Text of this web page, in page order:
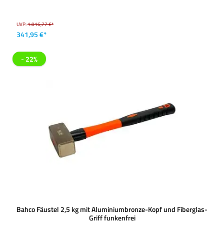
UVP:1.016,77 €*
341,95 €*
- 22%
Bahco Fäustel 2,5 kg mit Aluminiumbronze-Kopf und Fiberglas-
Griff funkenfrei